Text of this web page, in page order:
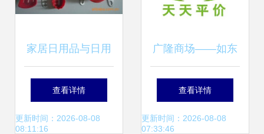
家居日用品与日用
杂品 如何选择更实
用？
查看详情
更新时间：2026-08-08
08:11:16
广隆商场——如东
人身边的本土平价
超市，请投广隆一
查看详情
更新时间：2026-08-08
07:33:46